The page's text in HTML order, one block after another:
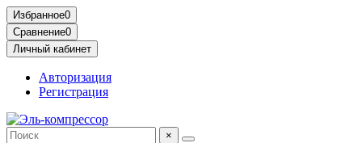
Избранное0
Сравнение0
Личный кабинет
Авторизация
Регистрация
×